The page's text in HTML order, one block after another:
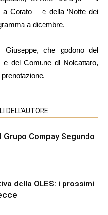
Corato – e della ‘Notte dei
a dicembre.
che godono del
e del Comune di Noicattaro,
DELL'AUTORE
Compay Segundo
della OLES: i prossimi